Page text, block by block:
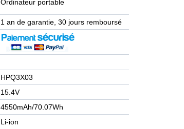
Ordinateur portable
1 an de garantie, 30 jours remboursé
HPQ3X03
15.4V
4550mAh/70.07Wh
Li-ion